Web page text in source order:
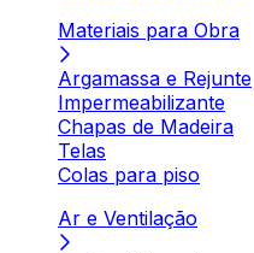
Materiais para Obra
Argamassa e Rejunte
Impermeabilizante
Chapas de Madeira
Telas
Colas para piso
Ar e Ventilação